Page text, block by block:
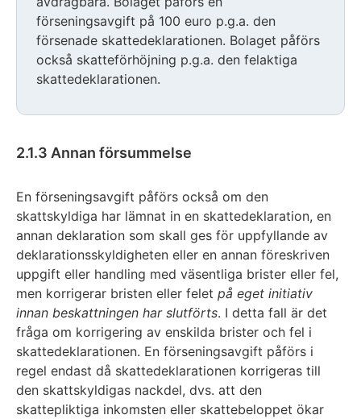
förseningsavgift på 100 euro p.g.a. den
försenade skattedeklarationen. Bolaget påförs
också skatteförhöjning p.g.a. den felaktiga
skattedeklarationen.
2.1.3 Annan försummelse
En förseningsavgift påförs också om den
skattskyldiga har lämnat in en skattedeklaration, en
annan deklaration som skall ges för uppfyllande av
deklarationsskyldigheten eller en annan föreskriven
uppgift eller handling med väsentliga brister eller fel,
men korrigerar bristen eller felet på eget initiativ
innan beskattningen har slutförts. I detta fall är det
fråga om korrigering av enskilda brister och fel i
skattedeklarationen. En förseningsavgift påförs i
regel endast då skattedeklarationen korrigeras till
den skattskyldigas nackdel, dvs. att den
skattepliktiga inkomsten eller skattebeloppet ökar